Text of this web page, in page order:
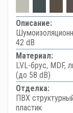
Описание:
42 dB
Материал:
LVL-брус, MDF,
(до 58 dB)
Отделка:
ПВХ
пластик